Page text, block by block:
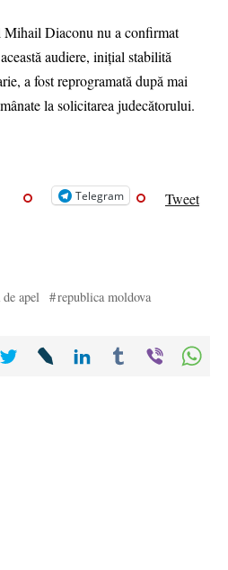
Mihail Diaconu nu a confirmat
audiere, inițial stabilită
a fost reprogramată după mai
la solicitarea judecătorului.
Telegram Tweet
apel republica moldova